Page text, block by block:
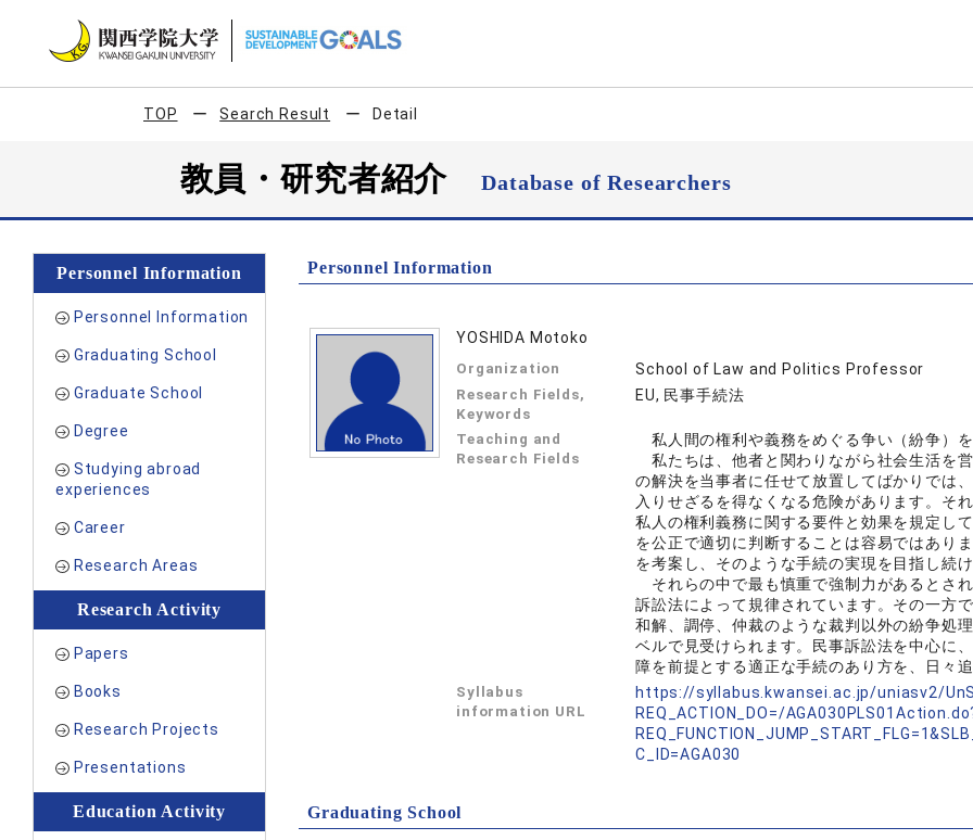
TOP Search Result Detail
教員・研究者紹介Database of Researchers
Personnel Information
Personnel Information
Graduating School
Graduate School
Degree
Studying abroad
experiences
Career
Research Areas
Research Activity
Papers
Books
Research Projects
Presentations
Education Activity
Personnel Information
YOSHIDA Motoko
Organization School of Law and Politics Professor
Research Fields,
Keywords
EU, 民事手続法
Teaching and
Research Fields
私人間の権利や義務をめぐる争い（紛争）
私たちは、他者と関わりながら社会生活を
の解決を当事者に任せて放置してばかりでは
入りせざるを得なくなる危険があります。そ
私人の権利義務に関する要件と効果を規定し
を公正で適切に判断することは容易ではあり
を考案し、そのような手続の実現を目指し続け
それらの中で最も慎重で強制力があるとさ
訴訟法によって規律されています。その一方
和解、調停、仲裁のような裁判以外の紛争処
ベルで見受けられます。民事訴訟法を中心に
障を前提とする適正な手続のあり方を、日々追
Syllabus
information URL
https://syllabus.kwansei.ac.jp/uniasv2/
REQ_ACTION_DO=/
C_ID=AGA030
Graduating School